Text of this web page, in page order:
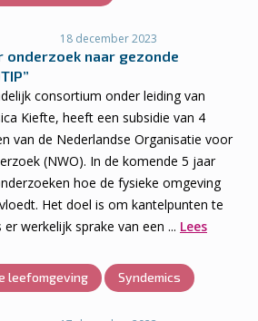
18 december 2023
onderzoek naar gezonde
consortium onder leiding van
Kiefte, heeft een subsidie van 4
van de Nederlandse Organisatie voor
(NWO). In de komende 5 jaar
hoe de fysieke omgeving
Het doel is om kantelpunten te
werkelijk sprake van een ... Lees
leefomgeving Syndemics